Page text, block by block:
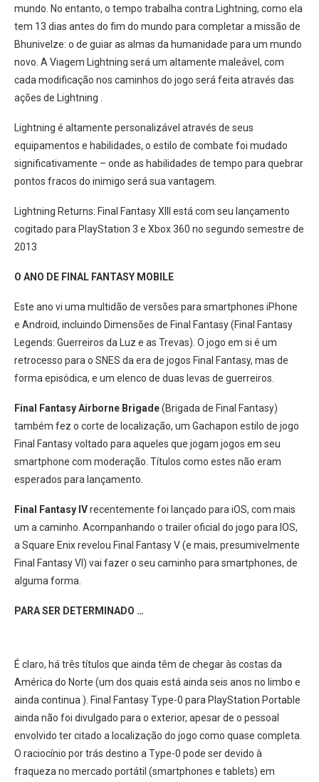
mundo. No entanto, o tempo trabalha contra Lightning, como ela
tem 13 dias antes do fim do mundo para completar a missão de
Bhunivelze: o de guiar as almas da humanidade para um mundo
novo. A Viagem Lightning será um altamente maleável, com
cada modificação nos caminhos do jogo será feita através das
ações de Lightning .
Lightning é altamente personalizável através de seus
equipamentos e habilidades, o estilo de combate foi mudado
significativamente – onde as habilidades de tempo para quebrar
pontos fracos do inimigo será sua vantagem.
Lightning Returns: Final Fantasy XIII está com seu lançamento
cogitado para PlayStation 3 e Xbox 360 no segundo semestre de
2013
O ANO DE FINAL FANTASY MOBILE
Este ano vi uma multidão de versões para smartphones iPhone
e Android, incluindo Dimensões de Final Fantasy (Final Fantasy
Legends: Guerreiros da Luz e as Trevas). O jogo em si é um
retrocesso para o SNES da era de jogos Final Fantasy, mas de
forma episódica, e um elenco de duas levas de guerreiros.
Final Fantasy Airborne Brigade(Brigada de Final Fantasy)
também fez o corte de localização, um Gachapon estilo de jogo
Final Fantasy voltado para aqueles que jogam jogos em seu
smartphone com moderação. Títulos como estes não eram
esperados para lançamento.
Final Fantasy IVrecentemente foi lançado para iOS, com mais
um a caminho. Acompanhando o trailer oficial do jogo para IOS,
a Square Enix revelou Final Fantasy V (e mais, presumivelmente
Final Fantasy VI) vai fazer o seu caminho para smartphones, de
alguma forma.
PARA SER DETERMINADO …
É claro, há três títulos que ainda têm de chegar às costas da
América do Norte (um dos quais está ainda seis anos no limbo e
ainda continua ). Final Fantasy Type-0 para PlayStation Portable
ainda não foi divulgado para o exterior, apesar de o pessoal
envolvido ter citado a localização do jogo como quase completa.
O raciocínio por trás destino a Type-0 pode ser devido à
fraqueza no mercado portátil (smartphones e tablets) em